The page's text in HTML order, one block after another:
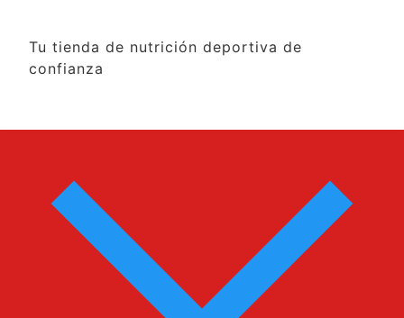
Tu tienda de nutrición deportiva de
confianza